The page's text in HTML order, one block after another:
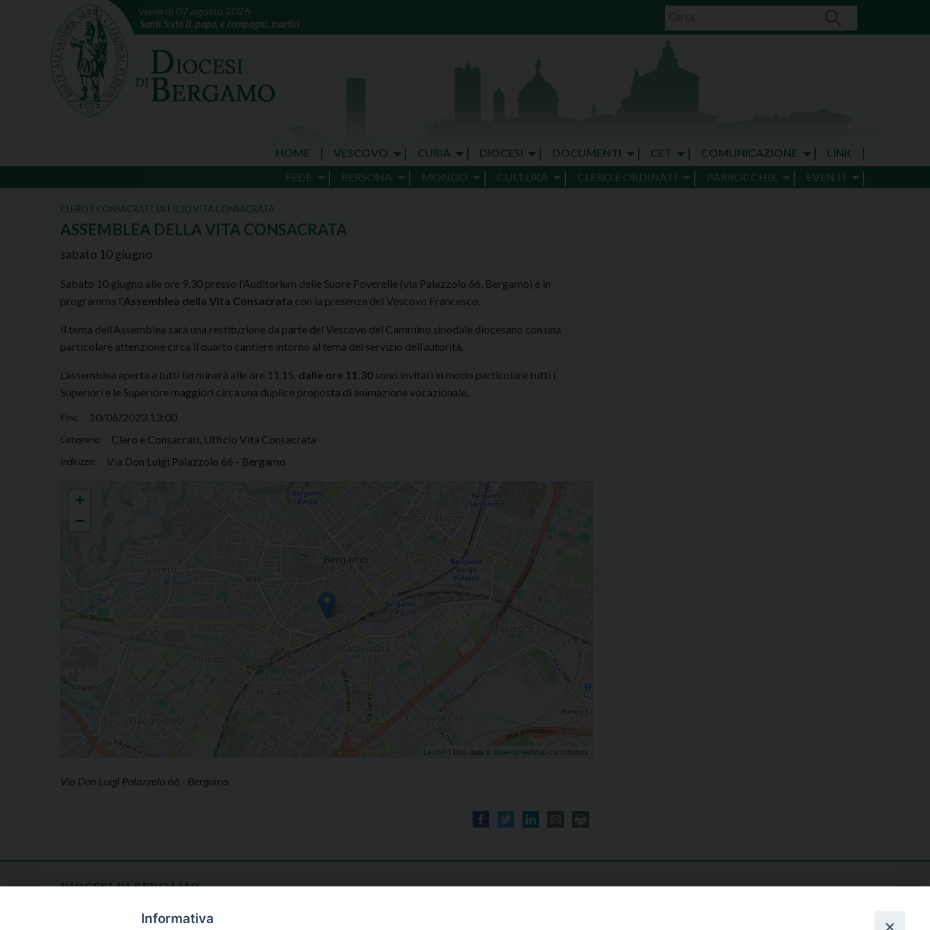
venerdì 07 agosto 2026
Santi Sisto II, papa, e compagni, martiri
HOME VESCOVO CURIA DIOCESI DOCUMENTI CET COMUNICAZIONE
LINK
FEDE
PERSONA MONDO CULTURA CLERO E ORDINATI PARROCCHIE EVENTI
CLERO E CONSACRATI UFFICIO VITA CONSACRATA
ASSEMBLEA DELLA VITA CONSACRATA
sabato 10 giugno
Sabato 10 giugno alle ore 9.30 presso l’Auditorium delle Suore Poverelle (via Palazzolo 66, Bergamo) è in
programma l’Assemblea della Vita Consacrata con la presenza del Vescovo Francesco.
Il tema dell’Assemblea sarà una restituzione da parte del Vescovo del Cammino sinodale diocesano con una
particolare attenzione circa il quarto cantiere intorno al tema del servizio dell’autorità.
L’assemblea aperta a tutti terminerà alle ore 11.15, dalle ore 11.30 sono invitati in modo particolare tutti i
Superiori e le Superiore maggiori circa una duplice proposta di animazione vocazionale.
Fine: 10/06/2023 13:00
Categorie: Clero e Consacrati, Ufficio Vita Consacrata
Indirizzo: Via Don Luigi Palazzolo 66 - Bergamo
+
−
Leaflet | Map data © OpenStreetMap contributors
Via Don Luigi Palazzolo 66 - Bergamo
DIOCESI DI BERGAMO
lunedì - venerdì
Informativa